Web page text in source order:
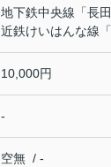
地下鉄中央線 「長田
近鉄けいはんな線 「
10,000円
-
空無 / -